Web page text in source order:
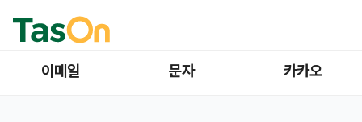
이메일 문자 카카오